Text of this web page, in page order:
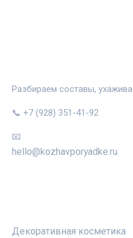
Разбираем составы,
📞 +7 (928) 351-41-92
📧
hello@kozhavporyadke.ru
Декоративная косметика